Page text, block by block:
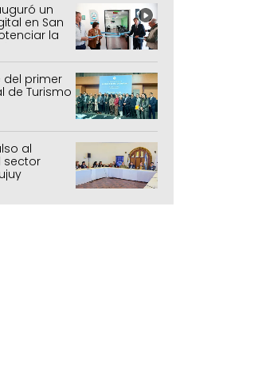
un
en San
la
del primer
de Turismo
al
sector